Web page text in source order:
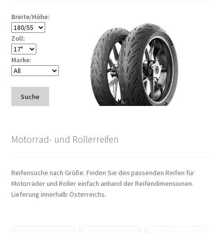
Breite/Höhe:
Zoll:
Marke:
Suche
Motorrad- und Rollerreifen
Reifensuche nach Größe. Finden Sie den passenden Reifen für
Motorräder und Roller einfach anhand der Reifendimensionen.
Lieferung innerhalb Österreichs.